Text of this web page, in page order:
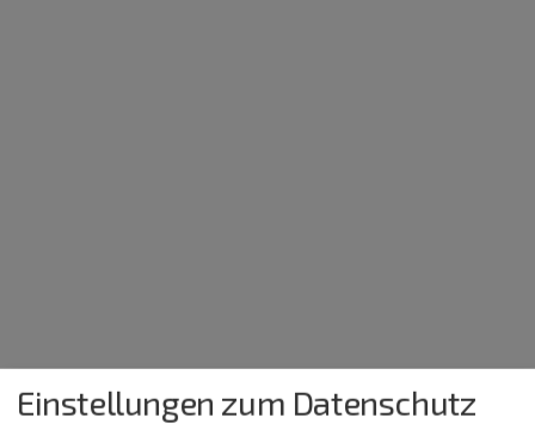
Einstellungen zum Datenschutz